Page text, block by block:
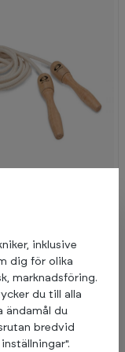
(Leveranstid 3-5
inklusive
dig för olika
marknadsföring.
du till alla
ändamål du
bredvid